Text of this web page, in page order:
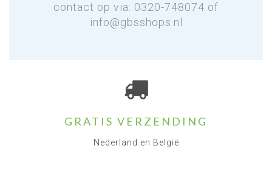
contact op via: 0320-748074 of
info@gbsshops.nl
GRATIS VERZENDING
Nederland en België